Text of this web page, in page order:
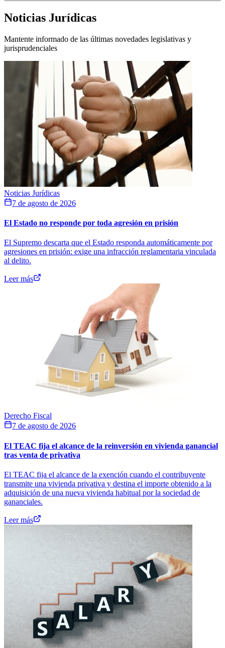
Noticias Jurídicas
Mantente informado de las últimas novedades legislativas y
jurisprudenciales
Noticias Jurídicas
7 de agosto de 2026
El Estado no responde por toda agresión en prisión
El Supremo descarta que el Estado responda automáticamente por
agresiones en prisión: exige una infracción reglamentaria vinculada
al delito.
Leer más
Derecho Fiscal
7 de agosto de 2026
El TEAC fija el alcance de la reinversión en vivienda ganancial
tras venta de privativa
El TEAC fija el alcance de la exención cuando el contribuyente
transmite una vivienda privativa y destina el importe obtenido a la
adquisición de una nueva vivienda habitual por la sociedad de
gananciales.
Leer más